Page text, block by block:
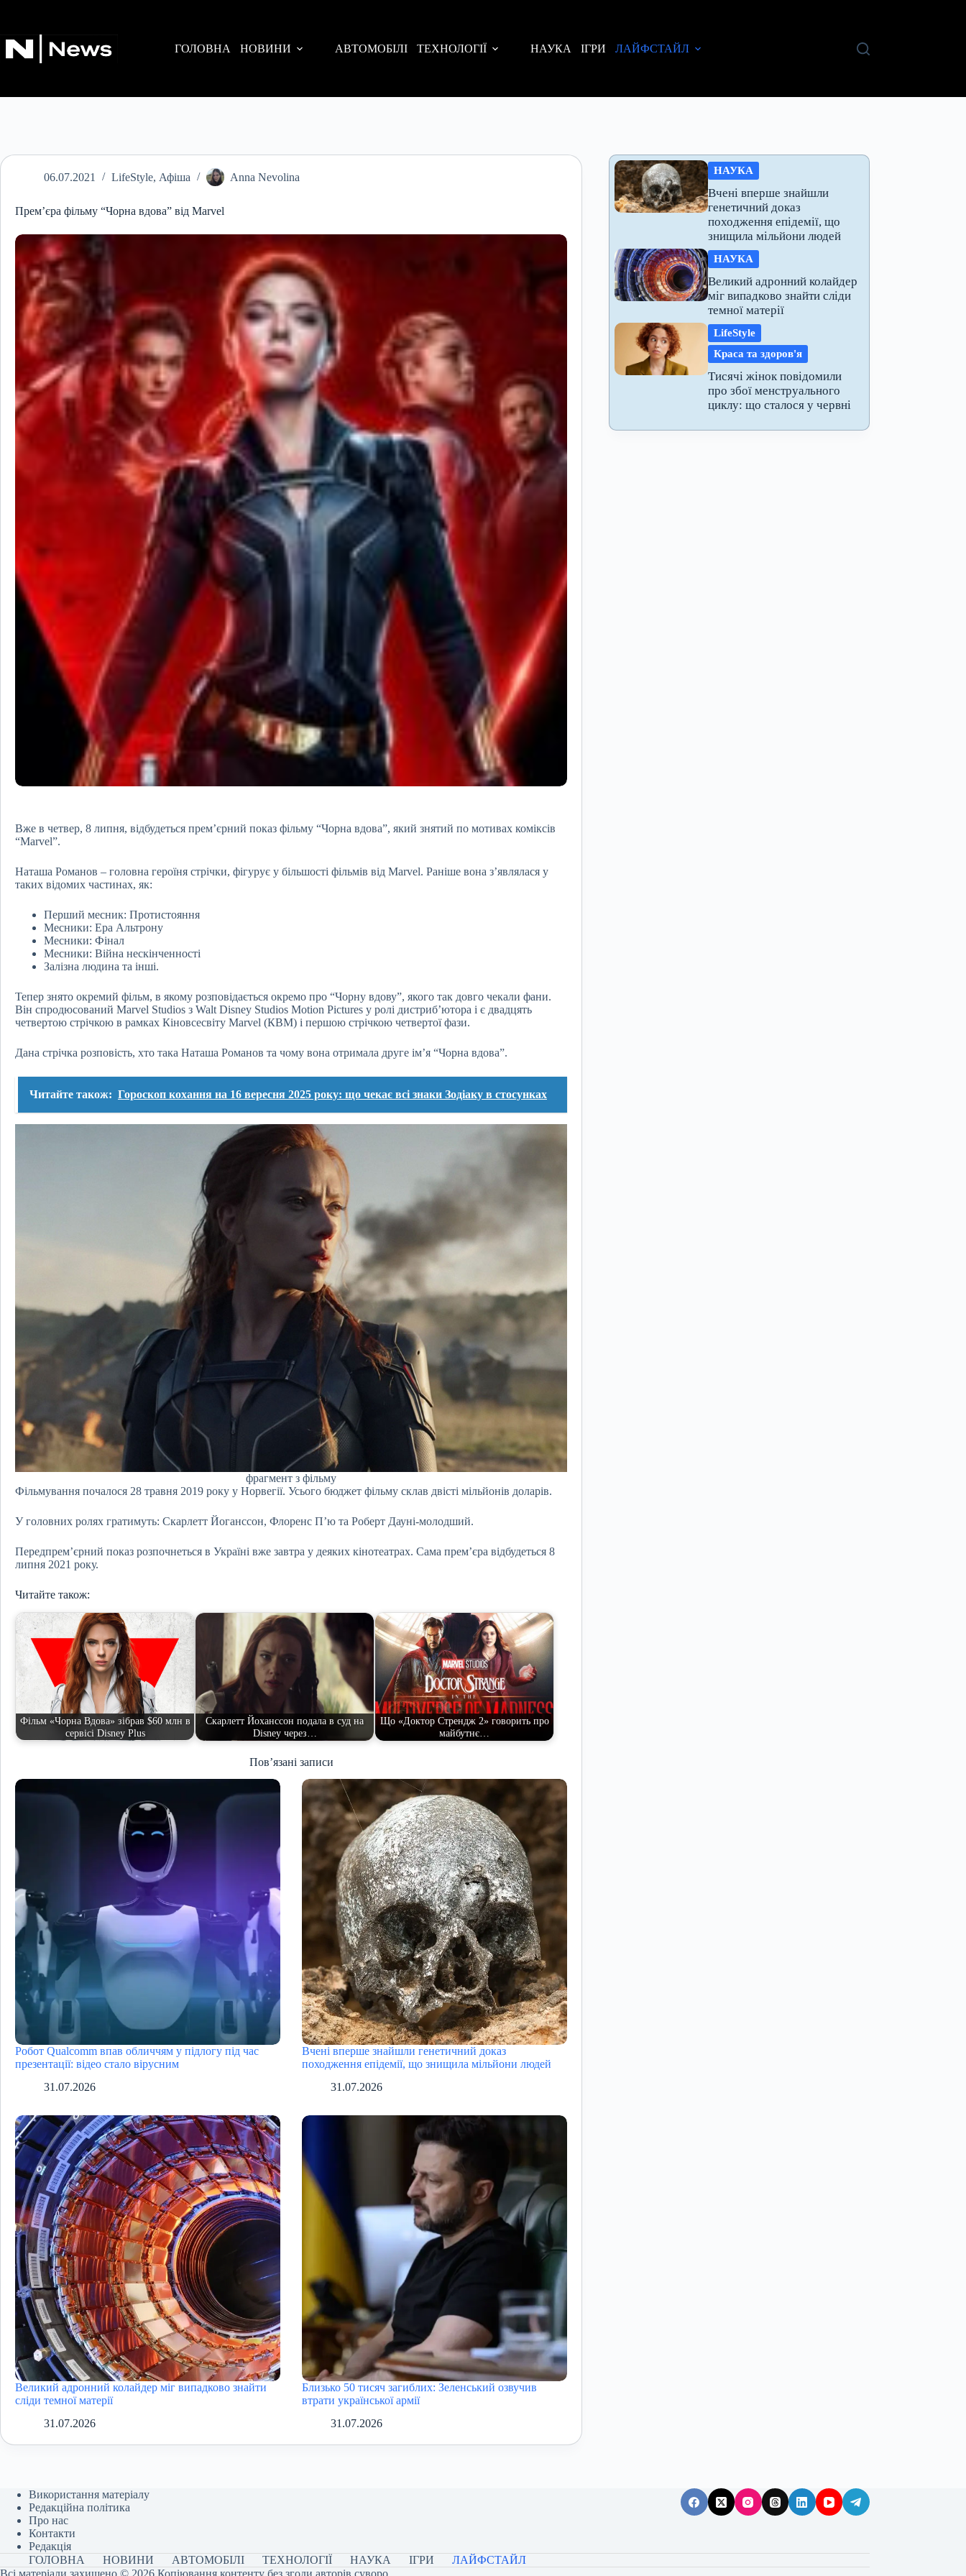
ГОЛОВНА
НОВИНИ АВТОМОБІЛІ ТЕХНОЛОГІЇ НАУКА ІГРИ ЛАЙФСТАЙЛ
06.07.2021 LifeStyle, Афіша Anna Nevolina
Прем’єра фільму “Чорна вдова” від Marvel
Вже в четвер, 8 липня, відбудеться прем’єрний показ фільму “Чорна вдова”, який знятий по мотивах коміксів
“Marvel”.
Наташа Романов – головна героїня стрічки, фігурує у більшості фільмів від Marvel. Раніше вона з’являлася у
таких відомих частинах, як:
Перший месник: Протистояння
Месники: Ера Альтрону
Месники: Фінал
Месники: Війна нескінченності
Залізна людина та інші.
Тепер знято окремий фільм, в якому розповідається окремо про “Чорну вдову”, якого так довго чекали фани.
Він спродюсований Marvel Studios з Walt Disney Studios Motion Pictures у ролі дистриб’ютора і є двадцять
четвертою стрічкою в рамках Кіновсесвіту Marvel (КВM) і першою стрічкою четвертої фази.
Дана стрічка розповість, хто така Наташа Романов та чому вона отримала друге ім’я “Чорна вдова”.
Читайте також: Гороскоп кохання на 16 вересня 2025 року: що чекає всі знаки Зодіаку в стосунках
фрагмент з фільму
Фільмування почалося 28 травня 2019 року у Норвегії. Усього бюджет фільму склав двісті мільйонів доларів.
У головних ролях гратимуть: Скарлетт Йоганссон, Флоренс П’ю та Роберт Дауні-молодший.
Передпрем’єрний показ розпочнеться в Україні вже завтра у деяких кінотеатрах. Сама прем’єра відбудеться 8
липня 2021 року.
Читайте також:
Фільм «Чорна Вдова» зібрав $60 млн в
сервісі Disney Plus
Скарлетт Йоханссон подала в суд на
Disney через…
Що «Доктор Стрендж 2» говорить про
майбутнє…
Пов’язані записи
Робот Qualcomm впав обличчям у підлогу під час
презентації: відео стало вірусним
31.07.2026
Вчені вперше знайшли генетичний доказ
походження епідемії, що знищила мільйони людей
31.07.2026
Великий адронний колайдер міг випадково знайти
сліди темної матерії
31.07.2026
Близько 50 тисяч загиблих: Зеленський озвучив
втрати української армії
31.07.2026
НАУКА
Вчені вперше знайшли
генетичний доказ
походження епідемії, що
знищила мільйони людей
НАУКА
Великий адронний колайдер
міг випадково знайти сліди
темної матерії
LifeStyle
Краса та здоров'я
Тисячі жінок повідомили
про збої менструального
циклу: що сталося у червні
Використання матеріалу
Редакційна політика
Про нас
Контакти
Редакція
ГОЛОВНА
НОВИНИ АВТОМОБІЛІ ТЕХНОЛОГІЇ НАУКА ІГРИ
ЛАЙФСТАЙЛ